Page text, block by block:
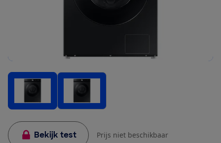
Bekijk test Prijs niet beschikbaar